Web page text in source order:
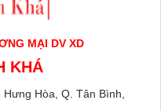
MẠI DV XD
KHÁ
Hòa, Q. Tân Bình,